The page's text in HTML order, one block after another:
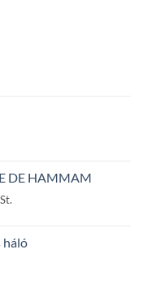
DE HAMMAM
háló